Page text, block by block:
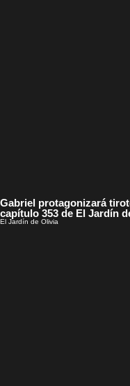
Gabriel protagonizará
capítulo 353 de El Jardín
El Jardín de Olivia